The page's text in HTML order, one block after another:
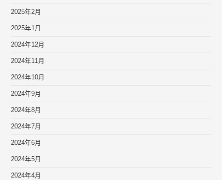
2025年2月
2025年1月
2024年12月
2024年11月
2024年10月
2024年9月
2024年8月
2024年7月
2024年6月
2024年5月
2024年4月